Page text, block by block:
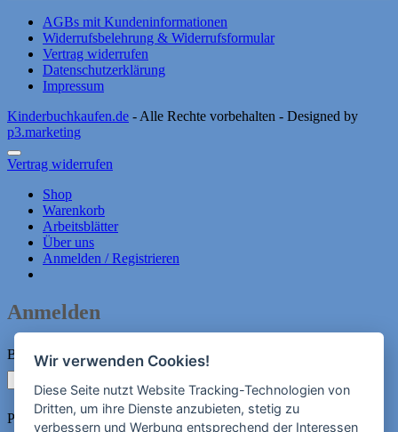
AGBs mit Kundeninformationen
Widerrufsbelehrung & Widerrufsformular
Vertrag widerrufen
Datenschutzerklärung
Impressum
Kinderbuchkaufen.de - Alle Rechte vorbehalten - Designed by
p3.marketing
Vertrag widerrufen
Shop
Warenkorb
Arbeitsblätter
Über uns
Anmelden / Registrieren
Anmelden
Benutzername oder E-Mail-Adresse
Passwort*Erforderlich
Wir verwenden Cookies!
Diese Seite nutzt Website Tracking-Technologien von
Dritten, um ihre Dienste anzubieten, stetig zu
verbessern und Werbung entsprechend der Interessen